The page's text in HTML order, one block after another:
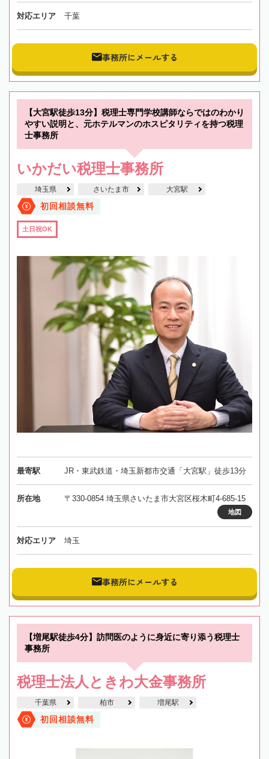
対応エリア 千葉
事務所にメールする
【大宮駅徒歩13分】税理士専門学校講師ならではのわかり
やすい説明と、元ホテルマンのホスピタリティを持つ税理
士事務所
いかだい税理士事務所
埼玉県 さいたま市 大宮駅
初回相談無料
土日祝OK
最寄駅 JR・東武鉄道・埼玉新都市交通「大宮駅」徒歩13分
所在地 〒330-0854 埼玉県さいたま市大宮区桜木町4-685-15
地図
対応エリア 埼玉
事務所にメールする
【増尾駅徒歩4分】訪問医のように身近に寄り添う税理士
事務所
税理士法人ときわ大金事務所
千葉県 柏市 増尾駅
初回相談無料